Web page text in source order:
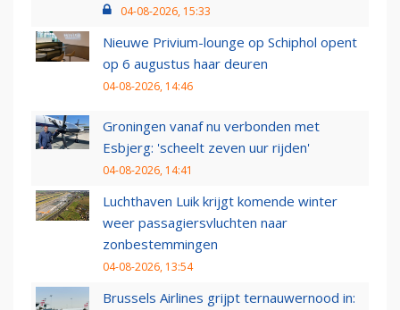
04-08-2026, 15:33
Nieuwe Privium-lounge op Schiphol opent
op 6 augustus haar deuren
04-08-2026, 14:46
Groningen vanaf nu verbonden met
Esbjerg: 'scheelt zeven uur rijden'
04-08-2026, 14:41
Luchthaven Luik krijgt komende winter
weer passagiersvluchten naar
zonbestemmingen
04-08-2026, 13:54
Brussels Airlines grijpt ternauwernood in: